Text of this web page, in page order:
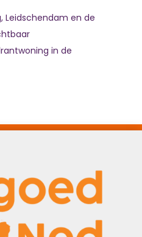
Leidschendam en de
in de